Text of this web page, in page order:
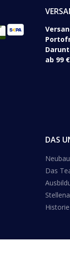
ab 99
DAS
Neubau
Das
Historie